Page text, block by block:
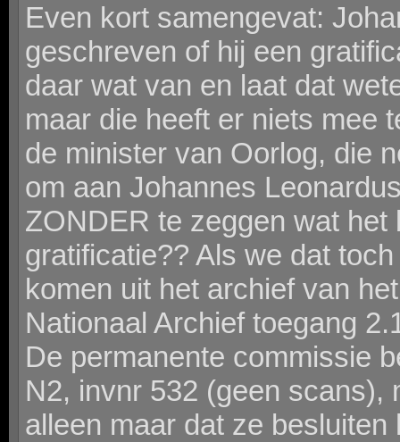
Even kort samengevat:
geschreven of hij een
daar wat van en laat dat
maar die heeft er niets mee
de minister van Oorlog, die
om aan Johannes
ZONDER te zeggen wat het
gratificatie?? Als we dat
komen uit het archief van
Nationaal Archief toegang
De permanente commissie
N2, invnr 532 (geen scans),
alleen maar dat ze